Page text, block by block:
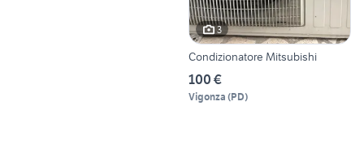
3
Condizionatore Mitsubishi
100 €
Vigonza (PD)